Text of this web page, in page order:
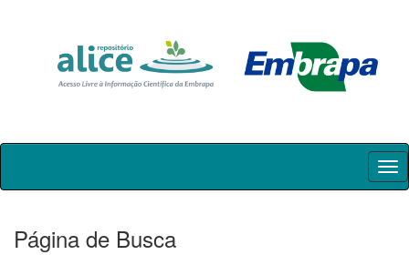
Skip
Página de Busca